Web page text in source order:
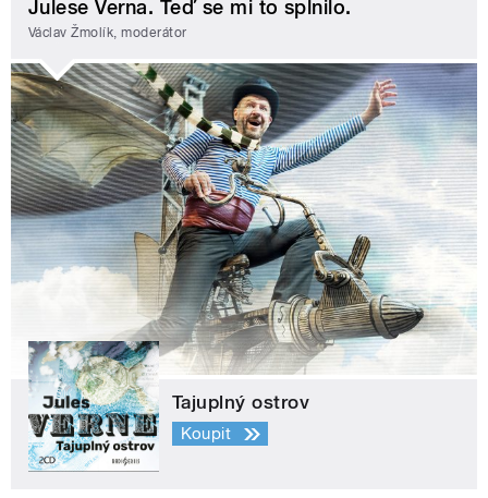
Julese Verna. Teď se mi to splnilo.
Václav Žmolík, moderátor
Tajuplný ostrov
Koupit